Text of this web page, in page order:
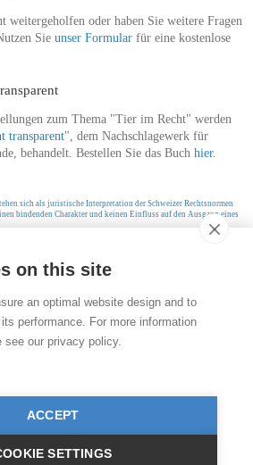
weitergeholfen oder haben Sie weitere Fragen
Sie unser Formularfür eine kostenlose
zum Thema "Tier im Recht" werden
transparent", dem Nachschlagewerk für
behandelt. Bestellen Sie das Buch hier.
sich als juristische Interpretation der Schweizer Rechtsnormen
bindenden Charakter und keinen Einfluss auf den Ausgang eines
abgezogen werden.
7, PostFinance CHF
on this site
an optimal website design and to
performance. For more information
see our privacy policy.
ACCEPT
SETTINGS